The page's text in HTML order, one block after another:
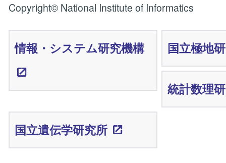
Copyright© National Institute of Informatics
情報・システム研究機構 国立極地
統計数理
国立遺伝学研究所